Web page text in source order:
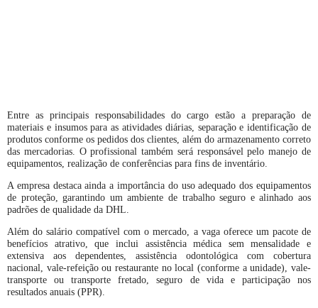
Entre as principais responsabilidades do cargo estão a preparação de
materiais e insumos para as atividades diárias, separação e identificação de
produtos conforme os pedidos dos clientes, além do armazenamento correto
das mercadorias. O profissional também será responsável pelo manejo de
equipamentos, realização de conferências para fins de inventário.
A empresa destaca ainda a importância do uso adequado dos equipamentos
de proteção, garantindo um ambiente de trabalho seguro e alinhado aos
padrões de qualidade da DHL.
Além do salário compatível com o mercado, a vaga oferece um pacote de
benefícios atrativo, que inclui assistência médica sem mensalidade e
extensiva aos dependentes, assistência odontológica com cobertura
nacional, vale-refeição ou restaurante no local (conforme a unidade), vale-
transporte ou transporte fretado, seguro de vida e participação nos
resultados anuais (PPR).